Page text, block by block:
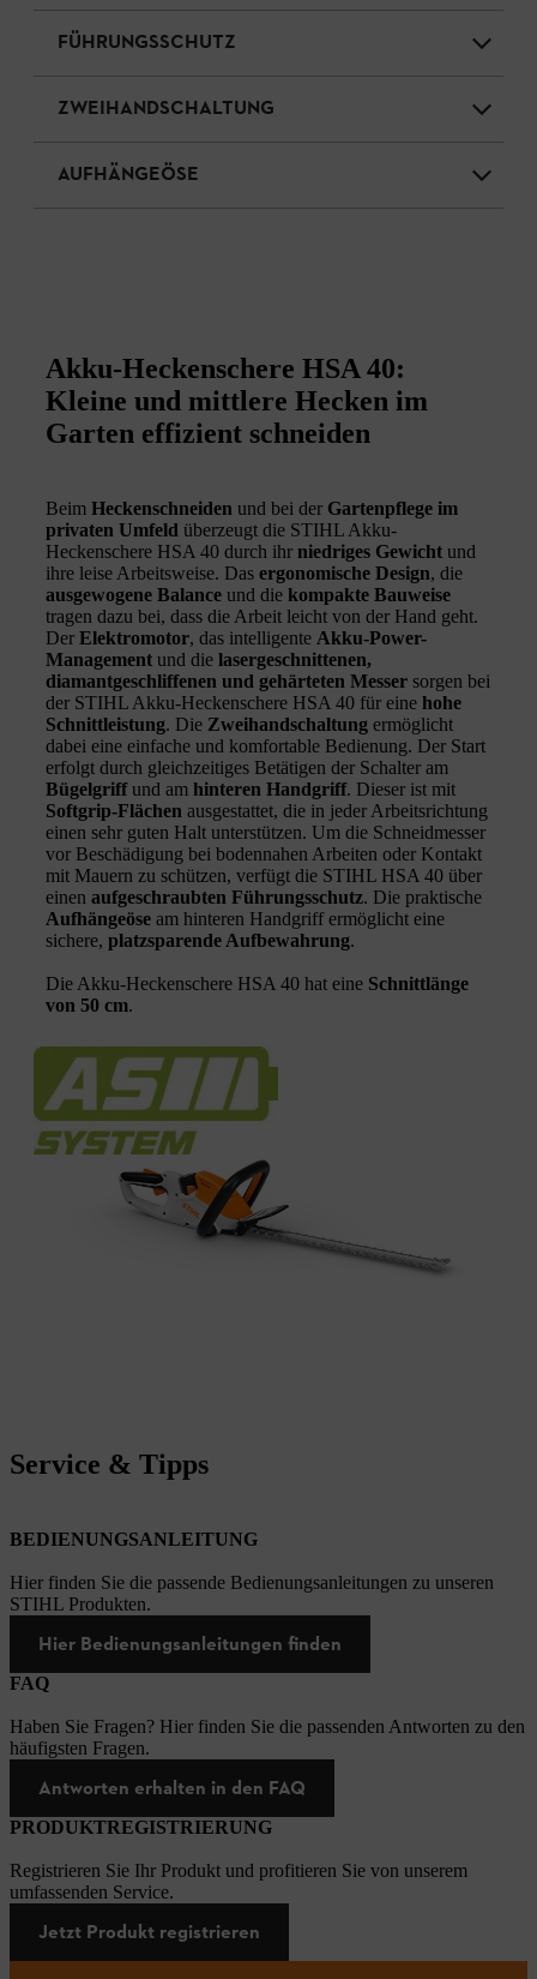
FÜHRUNGSSCHUTZ
ZWEIHANDSCHALTUNG
AUFHÄNGEÖSE
Akku-Heckenschere HSA 40:
Kleine und mittlere Hecken im
Garten effizient schneiden
Beim Heckenschneiden und bei der Gartenpflege im
privaten Umfeld überzeugt die STIHL Akku-
Heckenschere HSA 40 durch ihr niedriges Gewicht und
ihre leise Arbeitsweise. Das ergonomische Design, die
ausgewogene Balance und die kompakte Bauweise
tragen dazu bei, dass die Arbeit leicht von der Hand geht.
Der Elektromotor, das intelligente Akku-Power-
Management und die lasergeschnittenen,
diamantgeschliffenen und gehärteten Messer sorgen bei
der STIHL Akku-Heckenschere HSA 40 für eine hohe
Schnittleistung. Die Zweihandschaltung ermöglicht
dabei eine einfache und komfortable Bedienung. Der Start
erfolgt durch gleichzeitiges Betätigen der Schalter am
Bügelgriffund am hinteren Handgriff. Dieser ist mit
Softgrip-Flächen ausgestattet, die in jeder Arbeitsrichtung
einen sehr guten Halt unterstützen. Um die Schneidmesser
vor Beschädigung bei bodennahen Arbeiten oder Kontakt
mit Mauern zu schützen, verfügt die STIHL HSA 40 über
einen aufgeschraubten Führungsschutz. Die praktische
Aufhängeöse am hinteren Handgriff ermöglicht eine
sichere, platzsparende Aufbewahrung.
Die Akku-Heckenschere HSA 40 hat eine Schnittlänge
von 50 cm.
Service & Tipps
BEDIENUNGSANLEITUNG
Hier finden Sie die passende Bedienungsanleitungen zu unseren
STIHL Produkten.
Hier Bedienungsanleitungen finden
FAQ
Haben Sie Fragen? Hier finden Sie die passenden Antworten zu den
häufigsten Fragen.
Antworten erhalten in den FAQ
PRODUKTREGISTRIERUNG
Registrieren Sie Ihr Produkt und profitieren Sie von unserem
umfassenden Service.
Jetzt Produkt registrieren